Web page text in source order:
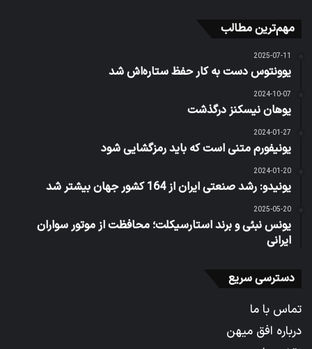
مهم‌ترین مطالب
2025-07-11
یوونتوس دست به کار حفظ ستاره‌اش شد
2024-10-07
یوهان نیسکنز درگذشت
2024-01-27
یونیفورم متنی است که باید رمزگشایی شود
2024-01-20
یونیدو: رشد صنعتی ایران از 164 کشور جهان بیشتر شد
2025-05-20
یونس نبئی و برند استارسیکلت؛ محافظت از موتور سواران
ایرانی
دسترسی سریع
تماس با ما
درباره افق میهن